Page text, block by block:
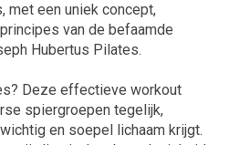
met een uniek concept,
van de befaamde
Hubertus Pilates.
Deze effectieve workout
spiergroepen tegelijk,
en soepel lichaam krijgt.